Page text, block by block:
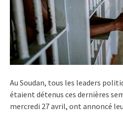
Au Soudan, tous les leaders
étaient détenus ces dernières
mercredi 27 avril, ont annoncé